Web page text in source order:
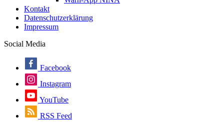
Kontakt
Datenschutzerklärung
Impressum
Social Media
Facebook
Instagram
YouTube
RSS Feed